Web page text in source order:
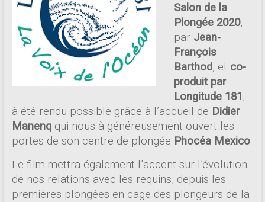
Salon de la
Plongée 2020,
par Jean-
François
Barthod, et co-
produit par
Longitude 181 ,
à été rendu possible grâce à l’accueil de Didier
Manenqqui nous à généreusement ouvert les
portes de son centre de plongée Phocéa Mexico.
Le film mettra également l’accent sur l’évolution
de nos relations avec les requins, depuis les
premières plongées en cage des plongeurs de la